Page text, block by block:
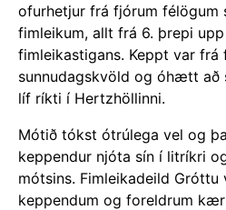
ofurhetjur frá fjórum
fimleikum, allt frá 6. þrepi
fimleikastigans. Keppt var frá
sunnudagskvöld og óhætt að
líf ríkti í Hertzhöllinni.
Mótið tókst ótrúlega vel og
keppendur njóta sín í litríkri
mótsins. Fimleikadeild Gróttu
keppendum og foreldrum